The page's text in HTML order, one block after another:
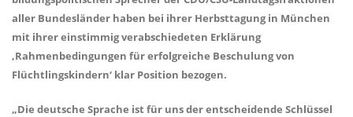
aller Bundesländer haben bei ihrer Herbsttagung in München
mit ihrer einstimmig verabschiedeten Erklärung
Rahmenbedingungen für erfolgreiche Beschulung von
Flüchtlingskindern‘ klar Position bezogen.
Die deutsche Sprache ist für uns der entscheidende Schlüssel